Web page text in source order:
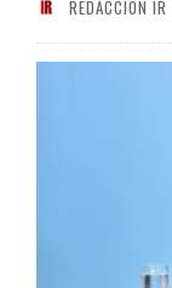
REDACCIÓN IR